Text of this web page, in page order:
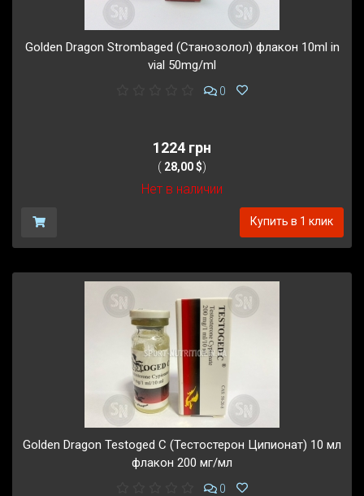
Golden Dragon Strombaged (Станозолол) флакон 10ml in
vial 50mg/ml
0
1224 грн
( 28,00 $)
Нет в наличии
Купить в 1 клик
Golden Dragon Testoged C (Тестостерон Ципионат) 10 мл
флакон 200 мг/мл
0